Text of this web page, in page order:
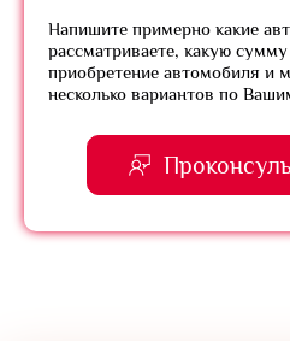
Напишите примерно какие
рассматриваете, какую
приобретение автомобиля и
несколько вариантов по